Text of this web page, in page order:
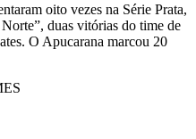
oito vezes na Série Prata,
duas vitórias do time de
O Apucarana marcou 20